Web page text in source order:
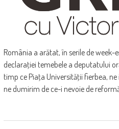
România a arătat, în serile de week-
declaraţiei temebele a deputatului
timp ce Piaţa Universităţii fierbea,
ne dumirim de ce-i nevoie de